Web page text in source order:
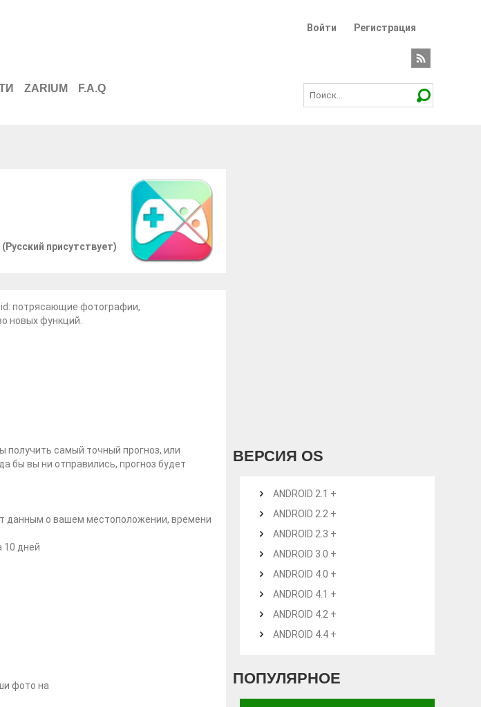
Войти Регистрация
ZARIUM F.A.Q
присутствует)
потрясающие фотографии,
новых функций.
получить самый точный прогноз, или
бы вы ни отправились, прогноз будет
данным о вашем местоположении, времени
10 дней
фото на
ВЕРСИЯ OS
ANDROID 2.1 +
ANDROID 2.2 +
ANDROID 2.3 +
ANDROID 3.0 +
ANDROID 4.0 +
ANDROID 4.1 +
ANDROID 4.2 +
ANDROID 4.4 +
ПОПУЛЯРНОЕ